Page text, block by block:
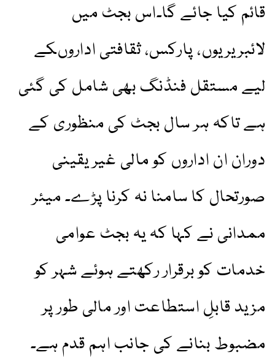
قائم کیا جائے گا۔اس بجٹ میں
لائبریریوں، پارکس، ثقافتی اداروںکے
لیے مستقل فنڈنگ بھی شامل کی گئی
ہے تاکہ ہر سال بجٹ کی منظوری کے
دوران ان اداروں کو مالی غیر یقینی
صورتحال کا سامنا نہ کرنا پڑے۔ میئر
ممدانی نے کہا کہ یہ بجٹ عوامی
خدمات کو برقرار رکھتے ہوئے شہر کو
مزید قابلِ استطاعت اور مالی طور پر
مضبوط بنانے کی جانب اہم قدم ہے۔